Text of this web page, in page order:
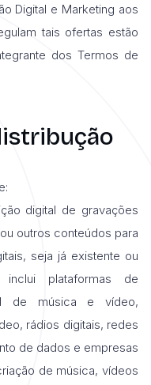
Digital e Marketing aos
tais ofertas estão
dos Termos de
digital de gravações
outros conteúdos para
seja já existente ou
inclui plataformas de
de música e vídeo,
rádios digitais, redes
de dados e empresas
de música, vídeos